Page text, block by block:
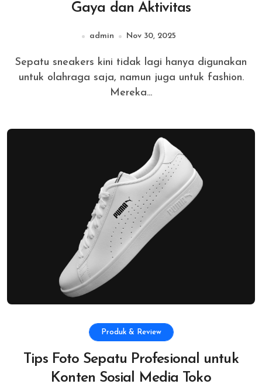
Gaya dan Aktivitas
admin Nov 30, 2025
Sepatu sneakers kini tidak lagi hanya digunakan
untuk olahraga saja, namun juga untuk fashion.
Mereka...
Produk & Review
Tips Foto Sepatu Profesional untuk
Konten Sosial Media Toko